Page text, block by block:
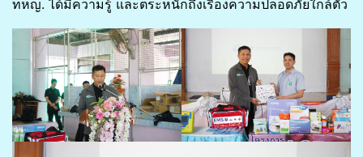
ทหญ. ได้มีความรู้ และตระหนักถึงเรื่องความปลอดภัยใกล้ตัว